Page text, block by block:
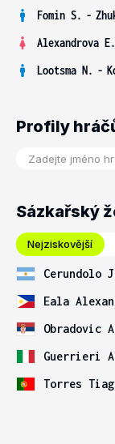
Fomin S. -
Alexandrova E.
Lootsma N. -
Profily
Sázkařský
Nejziskovější
Cerundolo
Eala
Obradovic
Guerrieri
Torres